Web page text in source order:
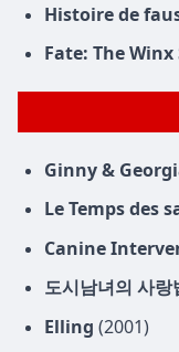
Histoire de
Fate: The
Ginny &
Le Temps des
Canine
도시남녀의 사랑
Elling (2001)